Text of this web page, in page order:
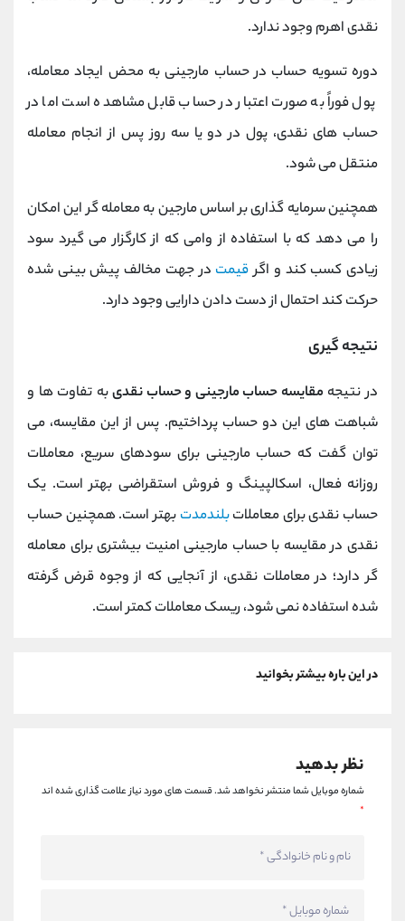
نقدی اهرم وجود ندارد.
دوره تسویه حساب در حساب مارجینی به محض ایجاد معامله،
پول فوراً به صورت اعتبار در حساب قابل مشاهده است اما در
حساب های نقدی، پول در دو یا سه روز پس از انجام معامله
منتقل می ‌شود.
همچنین سرمایه گذاری بر اساس مارجین به معامله گر این امکان
را می دهد که با استفاده از وامی که از کارگزار می گیرد سود
زیادی کسب کند و اگرقیمت در جهت مخالف پیش ‌بینی شده
حرکت کند احتمال از دست دادن دارایی وجود دارد.
نتیجه گیری
در نتیجه مقایسه حساب مارجینی و حساب نقدیبه تفاوت ها و
شباهت های این دو حساب پرداختیم. پس از این مقایسه، می
توان گفت که حساب مارجینی برای سودهای سریع، معاملات
روزانه فعال، اسکالپینگ و فروش استقراضی بهتر است. یک
حساب نقدی برای معاملاتبلندمدت بهتر است. همچنین حساب
نقدی در مقایسه با حساب مارجینی امنیت بیشتری برای معامله
گر دارد؛ در معاملات نقدی، از آنجایی که از وجوه قرض گرفته
شده استفاده نمی‌ شود، ریسک معاملات کمتر است.
در این باره بیشتر بخوانید
نظر بدهید
شماره موبایل شما منتشر نخواهد شد.قسمت های مورد نیاز علامت گذاری شده اند
*